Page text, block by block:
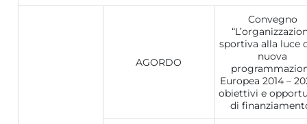
AGORDO
Convegno
sportiva alla luce
nuova
Europea 2014 –
obiettivi e
di